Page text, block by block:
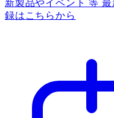
新製品やイベント 等
録はこちらから